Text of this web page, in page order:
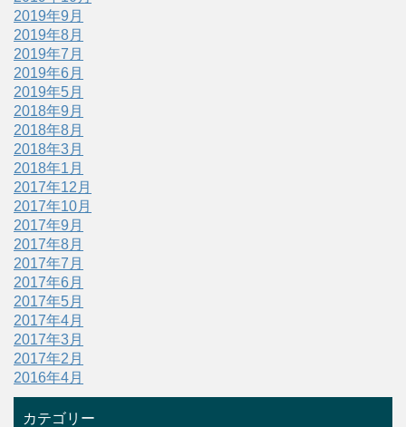
2019年9月
2019年8月
2019年7月
2019年6月
2019年5月
2018年9月
2018年8月
2018年3月
2018年1月
2017年12月
2017年10月
2017年9月
2017年8月
2017年7月
2017年6月
2017年5月
2017年4月
2017年3月
2017年2月
2016年4月
カテゴリー